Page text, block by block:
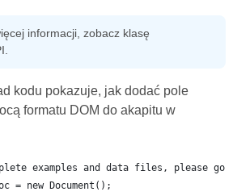
informacji, zobacz klasę
kodu pokazuje, jak dodać pole
formatu DOM do akapitu w
examples and data files, please go
= new Document();